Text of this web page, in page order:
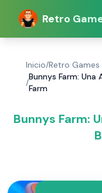
Retro
Inicio/Retro Games
/
Bunnys Farm: Una
Farm
Bunnys Farm: